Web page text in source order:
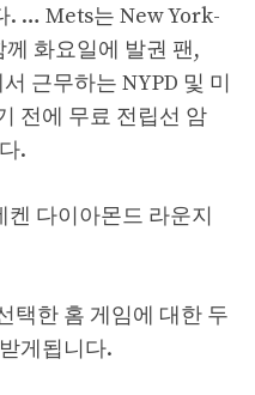
. … Mets는 New York-
화요일에 발권 팬,
근무하는 NYPD 및 미
전에 무료 전립선 암
.
다이아몬드 라운지
택한 홈 게임에 대한 두
게됩니다.